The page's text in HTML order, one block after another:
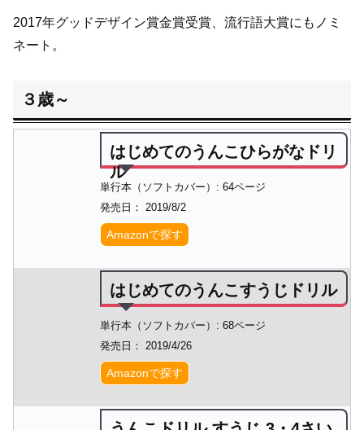
2017年グッドデザイン賞金賞受賞、流行語大賞にもノミ
ネート。
３歳～
はじめてのうんこひらがなドリ
ル
単行本（ソフトカバー）: 64ページ
発売日： 2019/8/2
Amazonで探す
はじめてのうんこすうじドリル
単行本（ソフトカバー）: 68ページ
発売日： 2019/4/26
Amazonで探す